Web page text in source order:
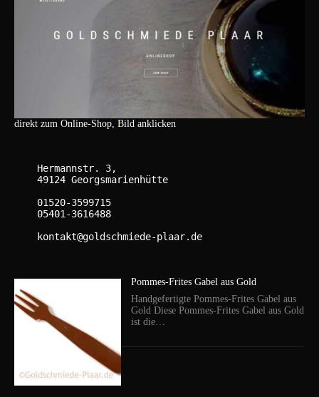
direkt zum Online-Shop, Bild anklicken
Pommes-Frites Gabel aus Gold
Handgefertigte Pommes-Frites Gabel aus
Gold Diese Pommes-Frites Gabel aus Gold
ist die…